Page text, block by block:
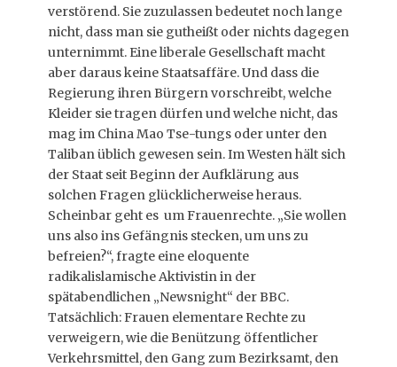
verstörend. Sie zuzulassen bedeutet noch lange
nicht, dass man sie gutheißt oder nichts dagegen
unternimmt. Eine liberale Gesellschaft macht
aber daraus keine Staatsaffäre. Und dass die
Regierung ihren Bürgern vorschreibt, welche
Kleider sie tragen dürfen und welche nicht, das
mag im China Mao Tse-tungs oder unter den
Taliban üblich gewesen sein. Im Westen hält sich
der Staat seit Beginn der Aufklärung aus
solchen Fragen glücklicherweise heraus.
Scheinbar geht es um Frauenrechte. „Sie wollen
uns also ins Gefängnis stecken, um uns zu
befreien?“, fragte eine eloquente
radikalislamische Aktivistin in der
spätabendlichen „Newsnight“ der BBC.
Tatsächlich: Frauen elementare Rechte zu
verweigern, wie die Benützung öffentlicher
Verkehrsmittel, den Gang zum Bezirksamt, den